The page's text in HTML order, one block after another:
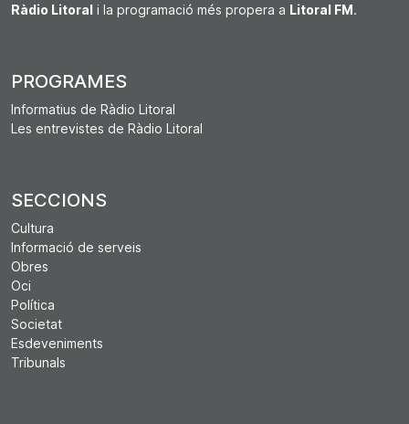
Ràdio Litoral i la programació més propera a Litoral FM.
PROGRAMES
Informatius de Ràdio Litoral
Les entrevistes de Ràdio Litoral
SECCIONS
Cultura
Informació de serveis
Obres
Oci
Política
Societat
Esdeveniments
Tribunals